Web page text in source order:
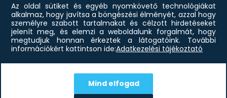
Az oldal sütiket és egyéb nyomkövető technológiákat
alkalmaz, hogy javítsa a böngészési élményét, azzal hogy
személyre szabott tartalmakat és célzott hirdetéseket
jelenít meg, és elemzi a weboldalunk forgalmát, hogy
megtudjuk honnan érkeztek a látogatóink.
További
információkért kattintson ide:Adatkezelési tájékoztató
Mind elfogad